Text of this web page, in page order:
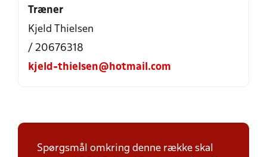
Træner
Kjeld Thielsen
/ 20676318
kjeld-thielsen@hotmail.com
Spørgsmål omkring denne række skal